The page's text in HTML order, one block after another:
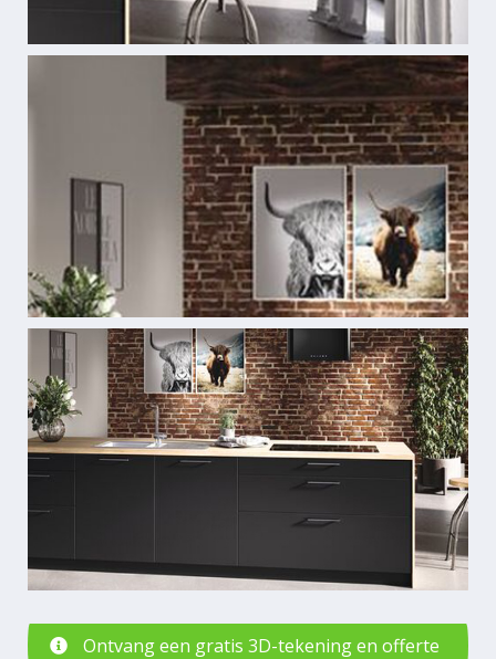
Ontvang een gratis 3D-tekening en offerte